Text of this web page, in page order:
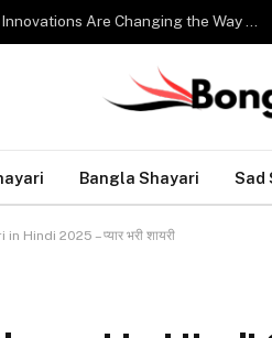
Smart Home Technology: How Modern Innovations Are Changing the Way We Live
Bangla Shayari Sad
Hindi 2025 – प्यार भरी शायरी